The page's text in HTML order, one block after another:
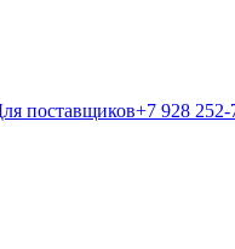
поставщиков+7 928 252-